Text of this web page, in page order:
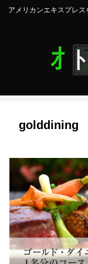
アメリカンエキスプレ
golddining